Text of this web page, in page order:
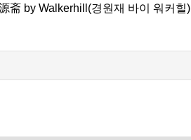
斋 by Walkerhill(경원재 바이 워커힐)